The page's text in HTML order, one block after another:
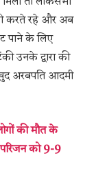
करते रहे और अब
पाने के लिए
उनके द्वारा की
अरबपति आदमी
की मौत के
को 9-9